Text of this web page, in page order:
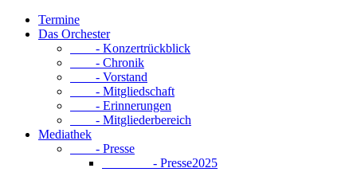
Termine
Das Orchester
- Konzertrückblick
- Chronik
- Vorstand
- Mitgliedschaft
- Erinnerungen
- Mitgliederbereich
Mediathek
- Presse
- Presse2025